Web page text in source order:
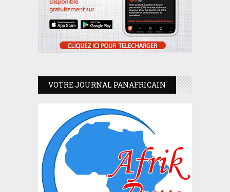
VOTRE JOURNAL PANAFRICAIN